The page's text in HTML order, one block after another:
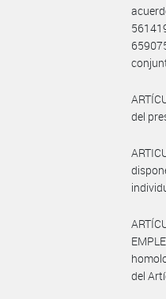
del
del